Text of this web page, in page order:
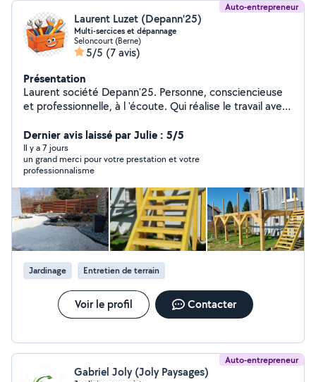
Auto-entrepreneur
Laurent Luzet (Depann'25)
Multi-sercices et dépannage
Seloncourt (Berne)
5/5 (7 avis)
Présentation
Laurent société Depann'25. Personne, consciencieuse
et professionnelle, à l 'écoute. Qui réalise le travail avec
trouverez la meilleure solution pour vous satisfaire.
Travail propre et soigné. Montage et installation
d'éléments divers. Fixation murale. Petits travaux
électriques, plomberie, dépannage d'urgence..
Débouchage sanitaires et canalisations. Espace vert et
jardin. Aménagement extérieur/intérieur. Amélioration
et conseil pour votre habitat. Nettoyage HP terrasse,
façade, etc Enlèvement d'encombrants. Mon objectif,
votre satisfaction. A bientôt. Laurent
Dernier avis laissé par Julie : 5/5
Il y a 7 jours
un grand merci pour votre prestation et votre
professionnalisme
Jardinage Entretien de terrain
Voir le profil Contacter
Auto-entrepreneur
Gabriel Joly (Joly Paysages)